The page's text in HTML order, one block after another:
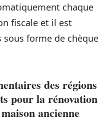
chaque
fiscale et il est
sous forme de chèque
des régions
pour la rénovation
ancienne